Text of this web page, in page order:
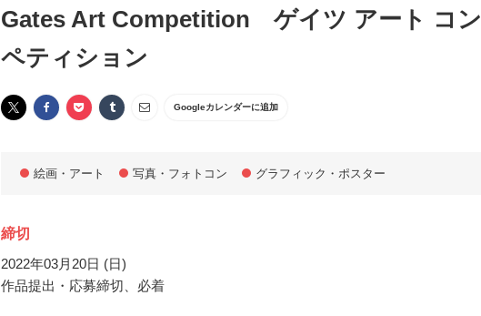
Gates Art Competition ゲイツ アート コン
ペティション
Googleカレンダーに追加
絵画・アート 写真・フォトコン グラフィック・ポスター
締切
2022年03月20日 (日)
作品提出・応募締切、必着